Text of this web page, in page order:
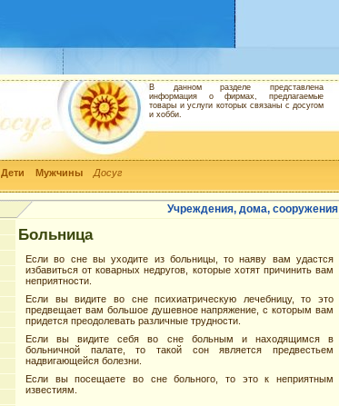
Дети Мужчины Досуг
В данном разделе представлена
информация о фирмах, предлагаемые
товары и услуги которых связаны с досугом
и хобби.
Учреждения, дома, сооружения
Больница
Если во сне вы уходите из больницы, то наяву вам удастся
избавиться от коварных недругов, которые хотят причинить вам
неприятности.
Если вы видите во сне психиатрическую лечебницу, то это
предвещает вам большое душевное напряжение, с которым вам
придется преодолевать различные трудности.
Если вы видите себя во сне больным и находящимся в
больничной палате, то такой сон является предвестьем
надвигающейся болезни.
Если вы посещаете во сне больного, то это к неприятным
известиям.